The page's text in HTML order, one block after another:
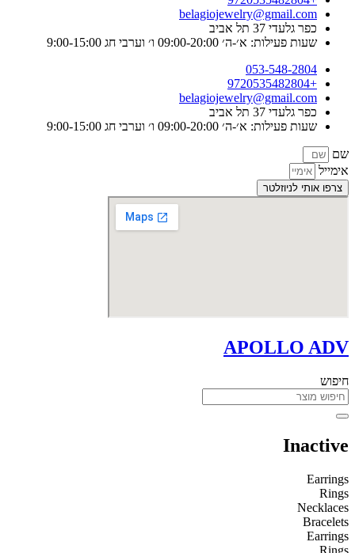
belagiojewelry@gmail.com
כפר גלעדי 37 תל אביב
שעות פעילות: א׳-ה׳ 09:00-20:00 ו׳ וערבי חג 9:00-15:00
053-548-2804
+9720535482804
belagiojewelry@gmail.com
כפר גלעדי 37 תל אביב
שעות פעילות: א׳-ה׳ 09:00-20:00 ו׳ וערבי חג 9:00-15:00
שם
אימייל
צרפו אותי לניוזלטר
APOLLO ADV
חיפוש
Inactive
Earrings
Rings
Necklaces
Bracelets
Earrings
Rings